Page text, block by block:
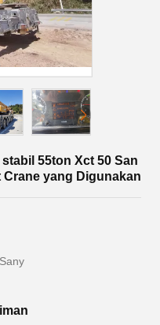
55ton Xct 50 San
yang Digunakan